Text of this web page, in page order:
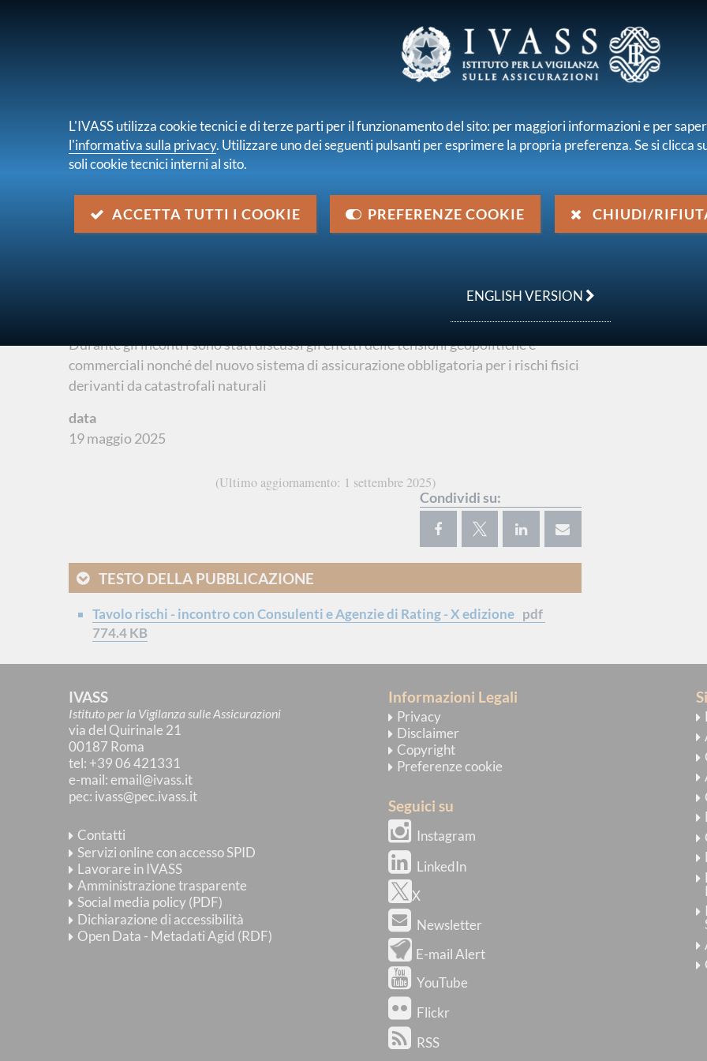
Durante gli incontri sono stati discussi gli effetti delle tensioni geopolitiche e
commerciali nonché del nuovo sistema di assicurazione obbligatoria per i rischi fisici
derivanti da catastrofali naturali
data
19 maggio 2025
Ultimo aggiornamento 1 settembre 2025
Condividi su:
TESTO DELLA PUBBLICAZIONE
Tavolo rischi - incontro con Consulenti e Agenzie di Rating - X edizione pdf
774.4 KB
IVASS
Istituto per la Vigilanza sulle Assicurazioni
via del Quirinale 21
00187 Roma
tel: +39 06 421331
e-mail:email@ivass.it
pec: ivass@pec.ivass.it
Contatti
Servizi online con accesso SPID
Lavorare in IVASS
Amministrazione trasparente
Social media policy (PDF)
Dichiarazione di accessibilità
Open Data - Metadati Agid (RDF)
Informazioni Legali
Privacy
Disclaimer
Copyright
Preferenze cookie
Seguici su
Instagram
LinkedIn
X
Newsletter
E-mail Alert
YouTube
Flickr
RSS
L'IVASS utilizza cookie tecnici e di terze parti per il funzionamento del sito: per maggiori informazioni e per
l'informativa sulla privacy. Utilizzare uno dei seguenti pulsanti per esprimere la propria preferenza. Se si clicca
soli cookie tecnici interni al sito.
ACCETTA TUTTI I COOKIE PREFERENZE COOKIE CHIUDI/
ENGLISH VERSION